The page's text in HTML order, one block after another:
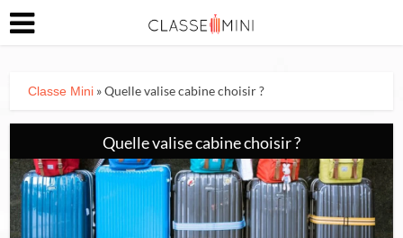
Classe Mini » Quelle valise cabine choisir ?
Quelle valise cabine choisir ?